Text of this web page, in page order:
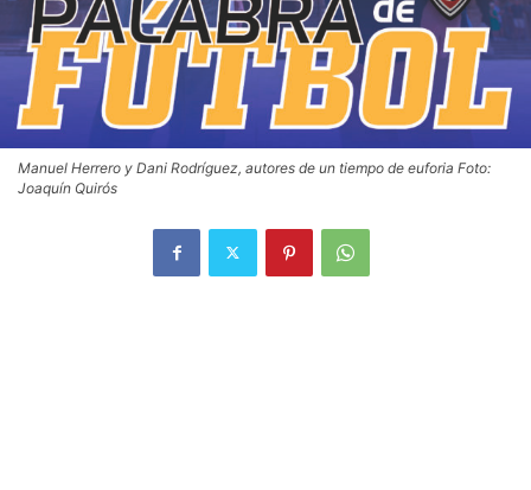
Manuel Herrero y Dani Rodríguez, autores de un tiempo de euforia Foto:
Joaquín Quirós